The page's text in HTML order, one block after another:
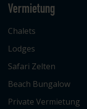
Vermietung
Chalets
Lodges
Safari Zelten
Beach Bungalow
Private Vermietung